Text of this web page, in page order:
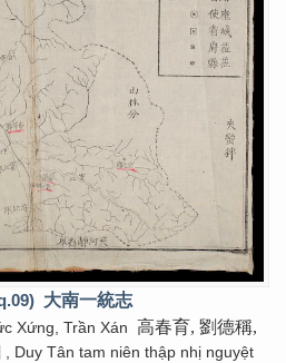
大南一統志
Xứng, Trần Xán 高春育, 劉德稱,
, Duy Tân tam niên thập nhị nguyệt